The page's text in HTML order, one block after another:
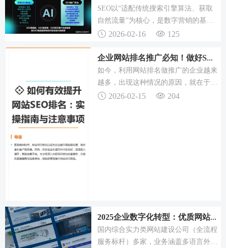
道，主要优点是，网站管理方便、容易
扩充和升级、网站首页容易获得较高权
重。SEO平面结构网站优化。SEO树形
SEO以“适配传统搜索引擎算法、获取
自然流量”为核心，是数字营销的基
础；GEO以“适配生成式AI、获取零点
的营销升级。
2026-02-16 125
企业网站排名推广必知！做好SEO优化，流量转化不用愁
如今，利用网站排名做推广的企业越来
越多，出现这种情况的原因，就在于网
站排名推广可以扩大企业的宣传范围，
2026-02-15 204
2025企业数字化转型：优质网站建设公司助力品牌发展
国内综合实力类网站建设公司（全流程
服务标杆）多家，业务涵盖多语言外贸